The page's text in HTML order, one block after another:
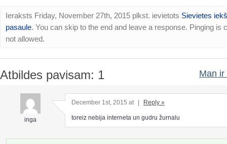
Ieraksts Friday, November 27th, 2015 plkst. ievietots Sievietes
pasaule. You can skip to the end and leave a response. Pinging is
not allowed.
Atbildes pavisam: 1 Man ir
inga
December 1st, 2015 at | Reply »
toreiz nebija interneta un gudru žurnalu